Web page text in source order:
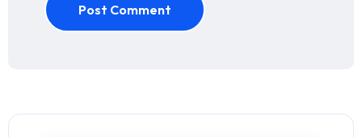
Post Comment